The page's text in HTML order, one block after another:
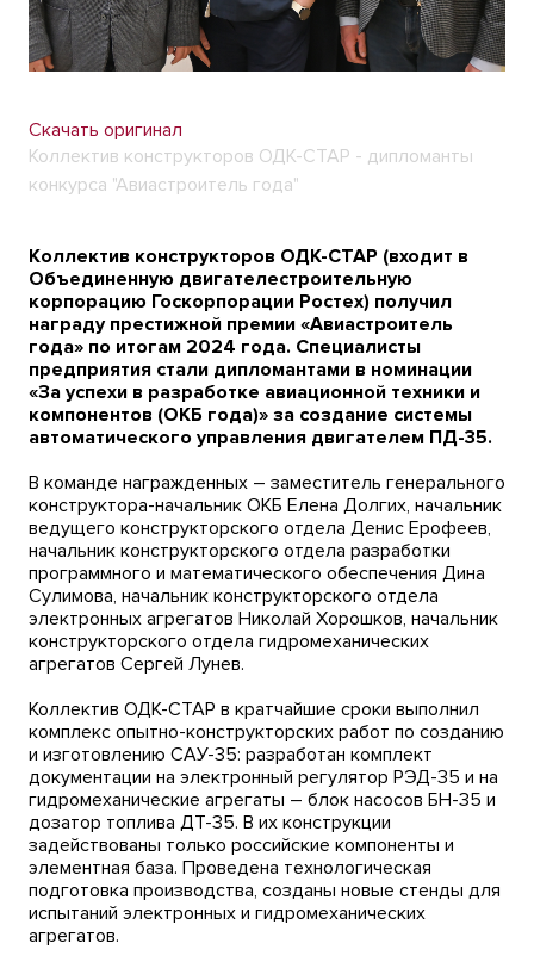
Скачать оригинал
Коллектив конструкторов ОДК-СТАР - дипломанты
конкурса "Авиастроитель года"
Коллектив конструкторов ОДК-СТАР (входит в
Объединенную двигателестроительную
корпорацию Госкорпорации Ростех) получил
награду престижной премии «Авиастроитель
года» по итогам 2024 года. Специалисты
предприятия стали дипломантами в номинации
«За успехи в разработке авиационной техники и
компонентов (ОКБ года)» за создание системы
автоматического управления двигателем ПД-35.
В команде награжденных – заместитель генерального
конструктора-начальник ОКБ Елена Долгих, начальник
ведущего конструкторского отдела Денис Ерофеев,
начальник конструкторского отдела разработки
программного и математического обеспечения Дина
Сулимова, начальник конструкторского отдела
электронных агрегатов Николай Хорошков, начальник
конструкторского отдела гидромеханических
агрегатов Сергей Лунев.
Коллектив ОДК-СТАР в кратчайшие сроки выполнил
комплекс опытно-конструкторских работ по созданию
и изготовлению САУ-35: разработан комплект
документации на электронный регулятор РЭД-35 и на
гидромеханические агрегаты – блок насосов БН-35 и
дозатор топлива ДТ-35. В их конструкции
задействованы только российские компоненты и
элементная база. Проведена технологическая
подготовка производства, созданы новые стенды для
испытаний электронных и гидромеханических
агрегатов.